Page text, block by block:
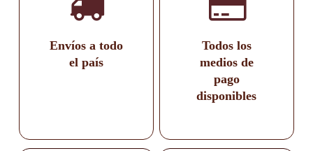
Envíos a todo
el país
Todos los
medios de
pago
disponibles